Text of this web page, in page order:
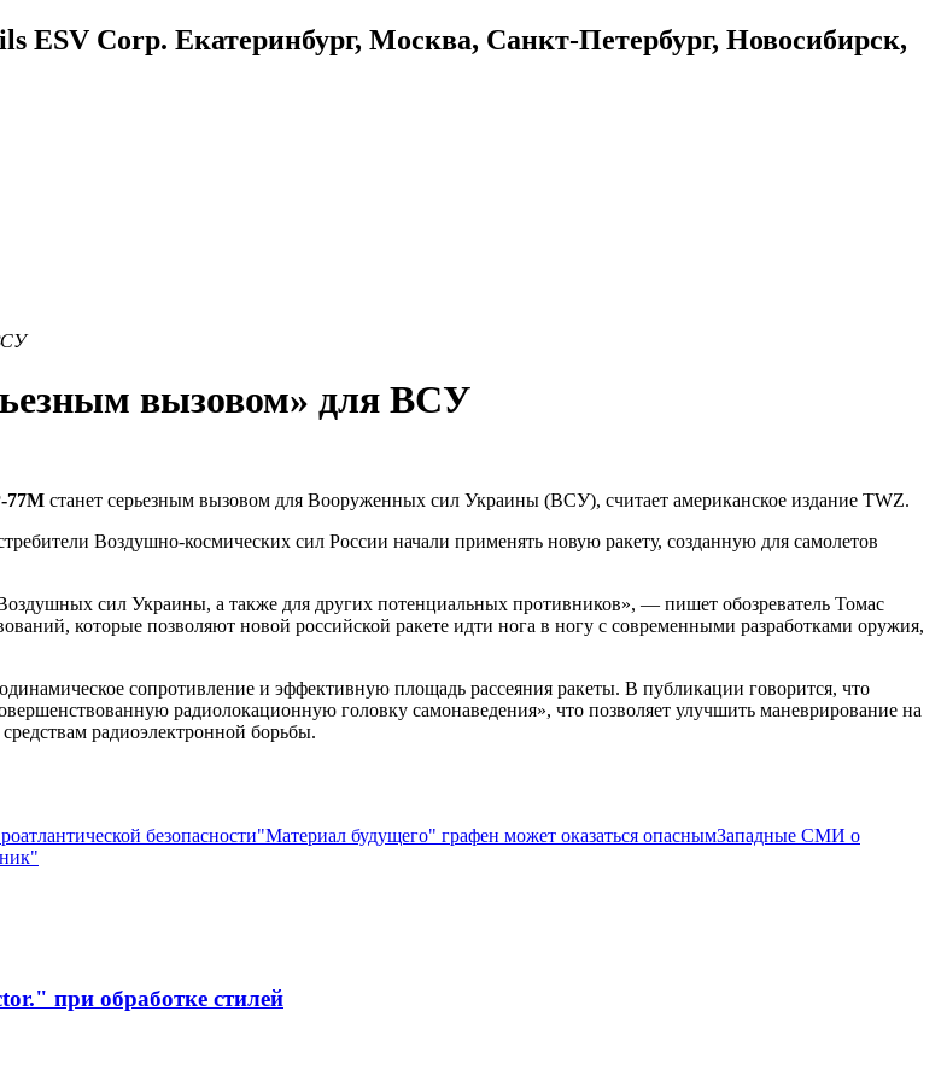
ESV Corp. Екатеринбург, Москва, Санкт-Петербург, Новосибирск,
вызовом» для ВСУ
77М станет серьезным вызовом для Вооруженных сил Украины (ВСУ), считает американское издание TWZ.
Воздушно-космических сил России начали применять новую ракету, созданную для самолетов
сил Украины, а также для других потенциальных противников», — пишет обозреватель Томас
которые позволяют новой российской ракете идти нога в ногу с современными разработками оружия,
сопротивление и эффективную площадь рассеяния ракеты. В публикации говорится, что
радиолокационную головку самонаведения», что позволяет улучшить маневрирование на
радиоэлектронной борьбы.
безопасности"Материал будущего" графен может оказаться опаснымЗападные СМИ о
при обработке стилей